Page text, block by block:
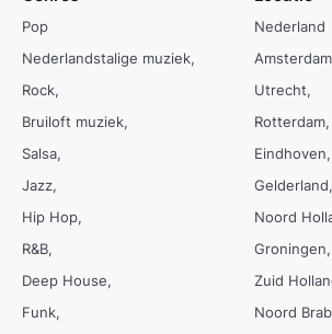
Pop
Nederlandstalige muziek
Rock
Bruiloft muziek
Salsa
Jazz
Hip Hop
R&B
Deep House
Funk
Nederland
Amsterdam
Utrecht
Rotterdam
Eindhoven
Gelderland
Noord
Groningen
Zuid
Noord